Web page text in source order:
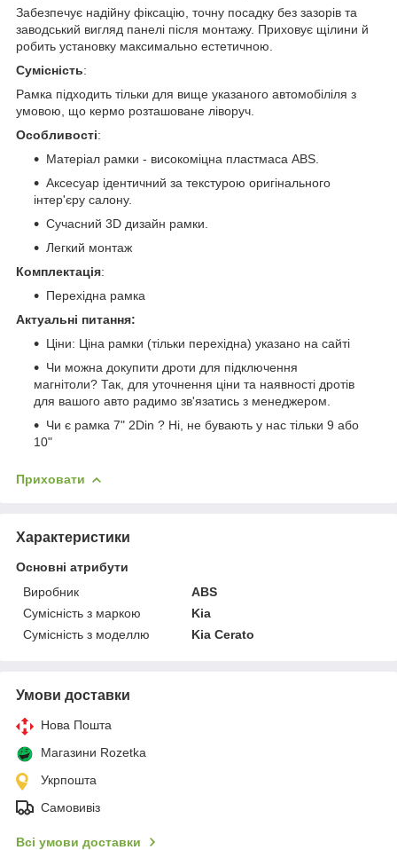
Забезпечує надійну фіксацію, точну посадку без зазорів та
заводський вигляд панелі після монтажу. Приховує щілини й
робить установку максимально естетичною.
Сумісність:
Рамка підходить тільки для вище указаного автомобіліля з
умовою, що кермо розташоване ліворуч.
Особливості:
Матеріал рамки - високоміцна пластмаса ABS.
Аксесуар ідентичний за текстурою оригінального
інтер'єру салону.
Сучасний 3D дизайн рамки.
Легкий монтаж
Комплектація:
Перехідна рамка
Актуальні питання:
Ціни: Ціна рамки (тільки перехідна) указано на сайті
Чи можна докупити дроти для підключення
магнітоли? Так, для уточнення ціни та наявності дротів
для вашого авто радимо зв'язатись з менеджером.
Чи є рамка 7" 2Din ? Ні, не бувають у нас тільки 9 або
10"
Приховати
Характеристики
Основні атрибути
Виробник
ABS
Сумісність з маркою
Kia
Сумісність з моделлю
Kia Cerato
Умови доставки
Нова Пошта
Магазини Rozetka
Укрпошта
Самовивіз
Всі умови доставки